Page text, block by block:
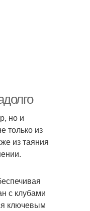
но и
только из
из таяния
с клубами
ключевым